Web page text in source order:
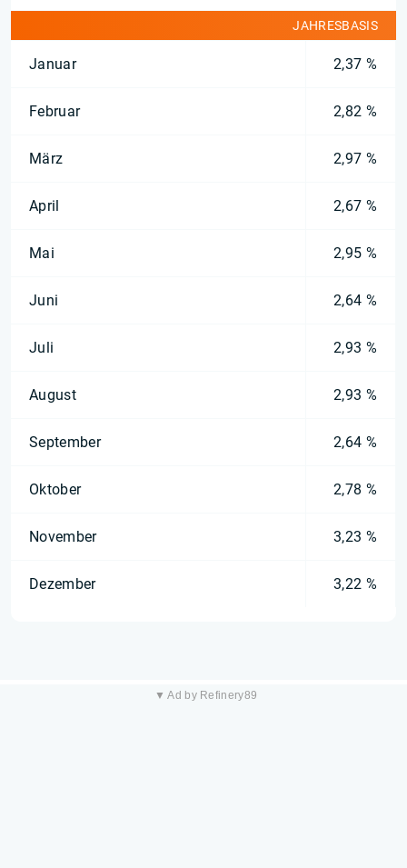
JAHRESBASIS
Januar 2,37 %
Februar 2,82 %
März 2,97 %
April 2,67 %
Mai 2,95 %
Juni 2,64 %
Juli 2,93 %
August 2,93 %
September 2,64 %
Oktober 2,78 %
November 3,23 %
Dezember 3,22 %
▼ Ad by Refinery89